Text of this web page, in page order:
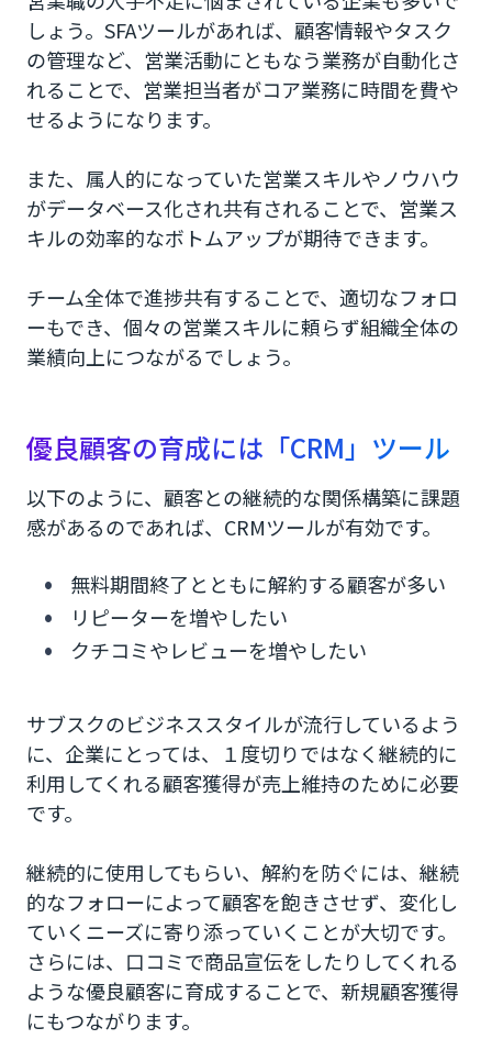
しょう。SFAツールがあれば、顧客情報やタスク
の管理など、営業活動にともなう業務が自動化さ
れることで、営業担当者がコア業務に時間を費や
せるようになります。
また、属人的になっていた営業スキルやノウハウ
がデータベース化され共有されることで、営業ス
キルの効率的なボトムアップが期待できます。
チーム全体で進捗共有することで、適切なフォロ
ーもでき、個々の営業スキルに頼らず組織全体の
業績向上につながるでしょう。
優良顧客の育成には「CRM」ツール
以下のように、顧客との継続的な関係構築に課題
感があるのであれば、CRMツールが有効です。
無料期間終了とともに解約する顧客が多い
リピーターを増やしたい
クチコミやレビューを増やしたい
サブスクのビジネススタイルが流行しているよう
に、企業にとっては、１度切りではなく継続的に
利用してくれる顧客獲得が売上維持のために必要
です。
継続的に使用してもらい、解約を防ぐには、継続
的なフォローによって顧客を飽きさせず、変化し
ていくニーズに寄り添っていくことが大切です。
さらには、口コミで商品宣伝をしたりしてくれる
ような優良顧客に育成することで、新規顧客獲得
にもつながります。